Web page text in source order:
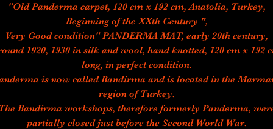
"Old Panderma carpet, 120 cm x 192 cm, Anatolia, Turkey,
Beginning of the XXth Century ",
Very Good condition" PANDERMA MAT, early 20th century,
1920, 1930 in silk and wool, hand knotted, 120 cm x 192
long, in perfect condition.
is now called Bandirma and is located in the
region of Turkey.
Bandirma workshops, therefore formerly Panderma,
partially closed just before the Second World War.